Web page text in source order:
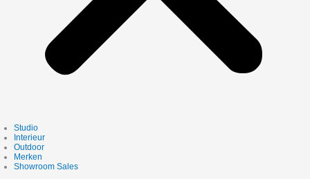
Studio
Interieur
Outdoor
Merken
Showroom Sales